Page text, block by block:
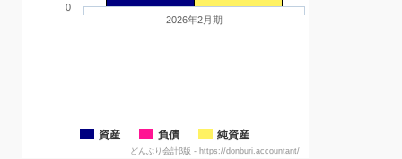
資産 負債 純資産
2026年2月期
0
どんぶり会計β版 - https://donburi.accountant/